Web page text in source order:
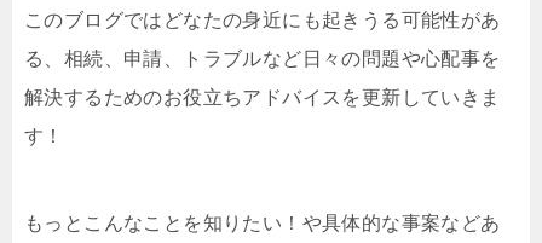
このブログではどなたの身近にも起きうる可能性があ
る、相続、申請、トラブルなど日々の問題や心配事を
解決するためのお役立ちアドバイスを更新していきま
す！
もっとこんなことを知りたい！や具体的な事案などあ